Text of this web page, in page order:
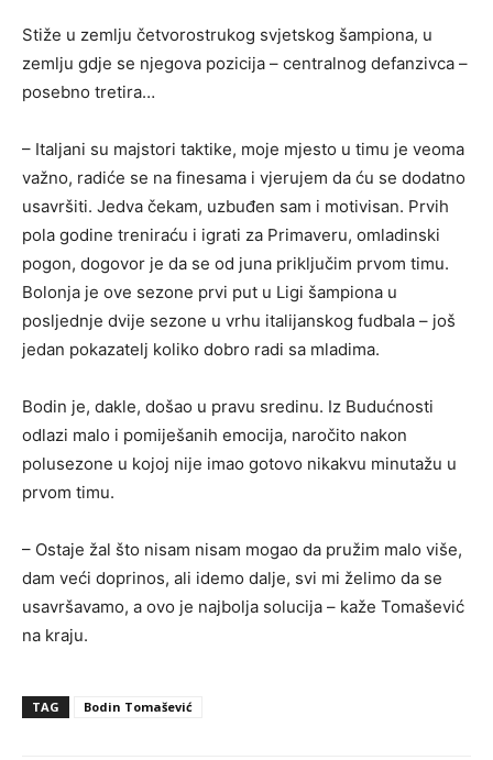
Stiže u zemlju četvorostrukog svjetskog šampiona, u
zemlju gdje se njegova pozicija – centralnog defanzivca –
posebno tretira…
– Italjani su majstori taktike, moje mjesto u timu je veoma
važno, radiće se na finesama i vjerujem da ću se dodatno
usavršiti. Jedva čekam, uzbuđen sam i motivisan. Prvih
pola godine treniraću i igrati za Primaveru, omladinski
pogon, dogovor je da se od juna priključim prvom timu.
Bolonja je ove sezone prvi put u Ligi šampiona u
posljednje dvije sezone u vrhu italijanskog fudbala – još
jedan pokazatelj koliko dobro radi sa mladima.
Bodin je, dakle, došao u pravu sredinu. Iz Budućnosti
odlazi malo i pomiješanih emocija, naročito nakon
polusezone u kojoj nije imao gotovo nikakvu minutažu u
prvom timu.
– Ostaje žal što nisam nisam mogao da pružim malo više,
dam veći doprinos, ali idemo dalje, svi mi želimo da se
usavršavamo, a ovo je najbolja solucija – kaže Tomašević
na kraju.
TAG Bodin Tomašević